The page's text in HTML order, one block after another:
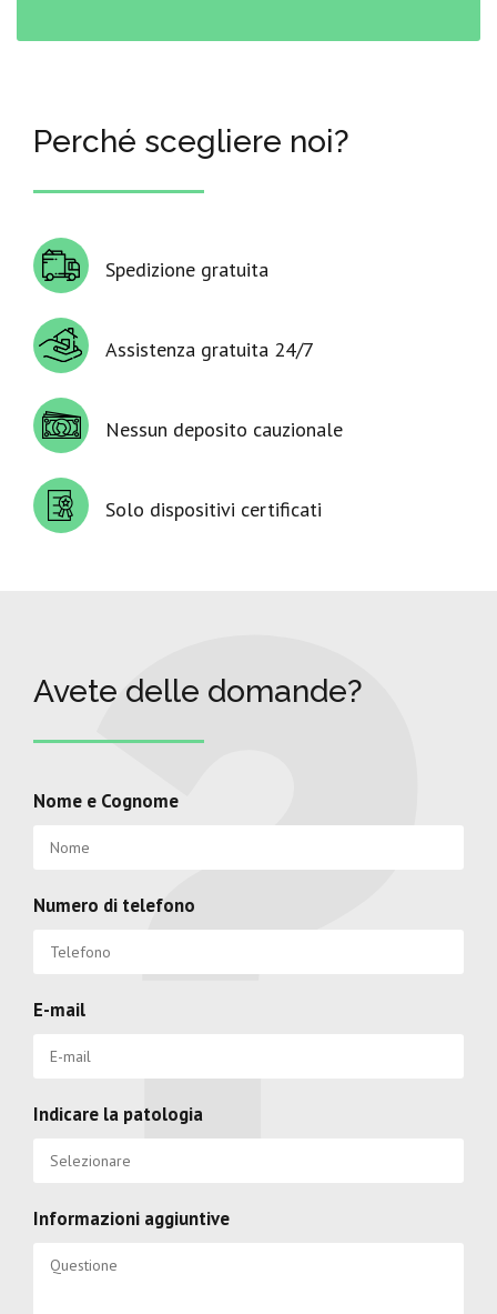
Perché scegliere noi?
Spedizione gratuita
Assistenza gratuita 24/7
Nessun deposito cauzionale
Solo dispositivi certificati
Avete delle domande?
Nome e Cognome
Numero di telefono
E-mail
Indicare la patologia
Informazioni aggiuntive